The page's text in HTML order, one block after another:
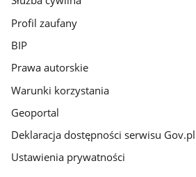
Profil zaufany
BIP
Prawa autorskie
Warunki korzystania
Geoportal
Deklaracja dostępności serwisu Gov.pl
Ustawienia prywatności